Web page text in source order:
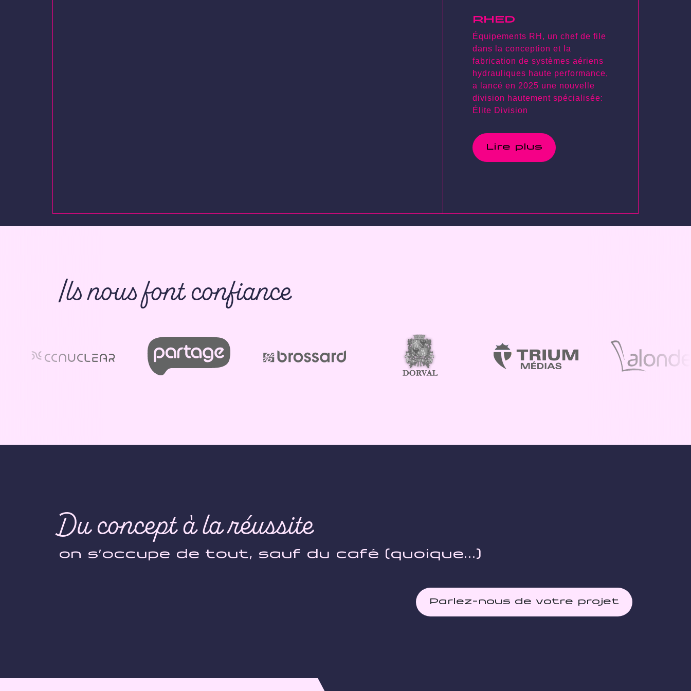
RHED
Équipements RH, un chef de file
dans la conception et la
fabrication de systèmes aériens
hydrauliques haute performance,
a lancé en 2025 une nouvelle
division hautement spécialisée:
Élite Division
Lire plus
Ils nous font confiance
Du concept à la réussite
on s’occupe de tout, sauf du café (quoique…)
Parlez-nous de votre projet